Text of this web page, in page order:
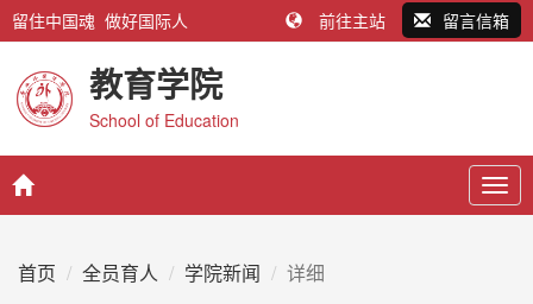
留住中国魂 做好国际人 前往主站 留言信箱
教育学院
School of Education
首页 全员育人 学院新闻 详细